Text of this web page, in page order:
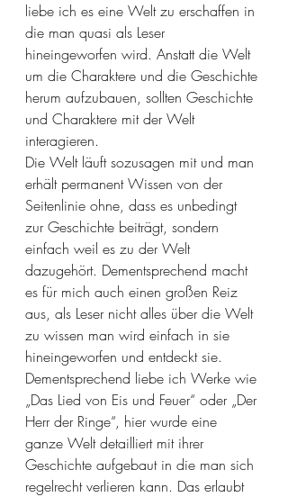
liebe ich es eine Welt zu erschaffen in
die man quasi als Leser
hineingeworfen wird. Anstatt die Welt
um die Charaktere und die Geschichte
herum aufzubauen, sollten Geschichte
und Charaktere mit der Welt
interagieren.
Die Welt läuft sozusagen mit und man
erhält permanent Wissen von der
Seitenlinie ohne, dass es unbedingt
zur Geschichte beiträgt, sondern
einfach weil es zu der Welt
dazugehört. Dementsprechend macht
es für mich auch einen großen Reiz
aus, als Leser nicht alles über die Welt
zu wissen man wird einfach in sie
hineingeworfen und entdeckt sie.
Dementsprechend liebe ich Werke wie
„Das Lied von Eis und Feuer“ oder „Der
Herr der Ringe“, hier wurde eine
ganze Welt detailliert mit ihrer
Geschichte aufgebaut in die man sich
regelrecht verlieren kann. Das erlaubt